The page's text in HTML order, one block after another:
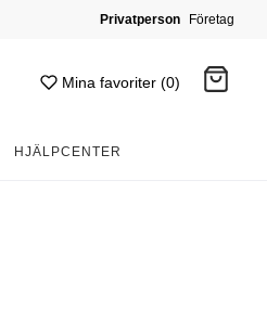
Privatperson Företag
Mina favoriter (0)
HJÄLPCENTER